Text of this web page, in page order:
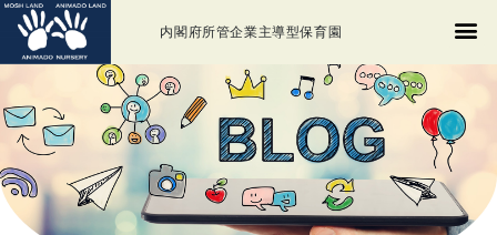
内閣府所管企業主導型保育園